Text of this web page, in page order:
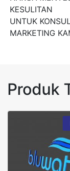
KESULITAN
UNTUK
MARKETING
Produk